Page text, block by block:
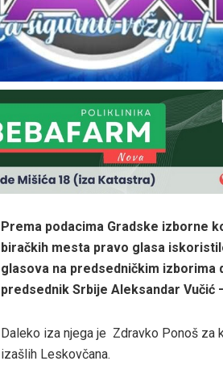
Prema podacima Gradske izborne
biračkih mesta pravo glasa
glasova na predsedničkim izborima
predsednik Srbije Aleksandar Vučić
Daleko iza njega je Zdravko Ponoš za
izašlih Leskovčana.